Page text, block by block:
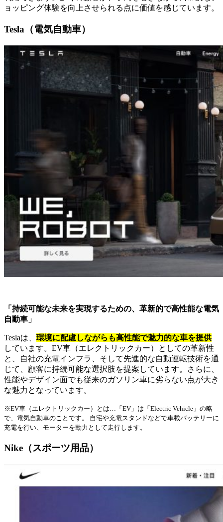
ョッピング体験を向上させられる点に価値を感じています。
Tesla（電気自動車）
「持続可能な未来を実現するための、革新的で高性能な電気
自動車」
Teslaは、 環境に配慮しながらも高性能で魅力的な車を提供
しています。EV車（エレクトリックカー）としての革新性
と、自社の充電インフラ、そして先進的な自動運転技術を通
じて、顧客に持続可能な選択肢を提案しています。さらに、
性能やデザイン面でも従来のガソリン車に劣らない点が大き
な魅力となっています。
※EV車（エレクトリックカー）とは…「EV」は「Electric Vehicle」の略
で、電気自動車のことです。 自宅や充電スタンドなどで車載バッテリーに
充電を行い、モーターを動力として走行します。
Nike（スポーツ用品）